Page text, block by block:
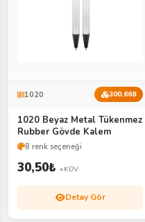
1020 300.668
1020 Beyaz Metal Tükenmez
Rubber Gövde Kalem
8 renk seçeneği
30,50₺ +KDV
Detay Gör